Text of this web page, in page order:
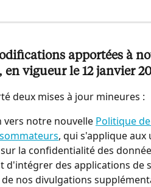
apportées à
vigueur le 12 janvier
deux mises à jour mineures :
vers notre nouvelle Politique
, qui s'applique
la confidentialité des
d'intégrer des applications de
nos divulgations